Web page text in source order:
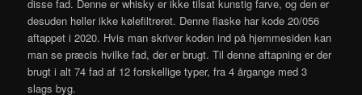
disse fad. Denne er whisky er ikke tilsat kunstig farve, og den er
desuden heller ikke kølefiltreret. Denne flaske har kode 20/056
aftappet i 2020. Hvis man skriver koden ind på hjemmesiden kan
man se præcis hvilke fad, der er brugt. Til denne aftapning er der
brugt i alt 74 fad af 12 forskellige typer, fra 4 årgange med 3
slags byg.